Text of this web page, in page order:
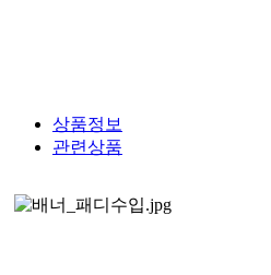
상품정보
관련상품